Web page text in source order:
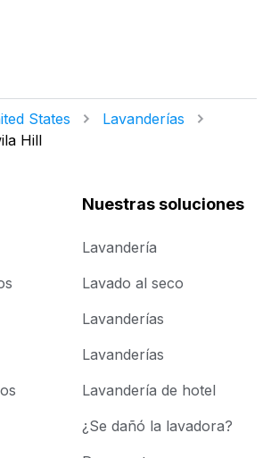
States
Lavanderías
Hill
Nuestras soluciones
Lavandería
Lavado al seco
Lavanderías
Lavanderías
Lavandería de hotel
¿Se dañó la lavadora?